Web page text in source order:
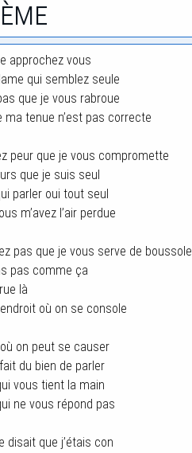
approchez vous
qui semblez seule
que je vous rabroue
ma tenue n’est pas correcte
peur que je vous compromette
que je suis seul
parler oui tout seul
m’avez l’air perdue
pas que je vous serve de boussole
pas comme ça
là
où on se console
on peut se causer
du bien de parler
vous tient la main
ne vous répond pas
disait que j’étais con